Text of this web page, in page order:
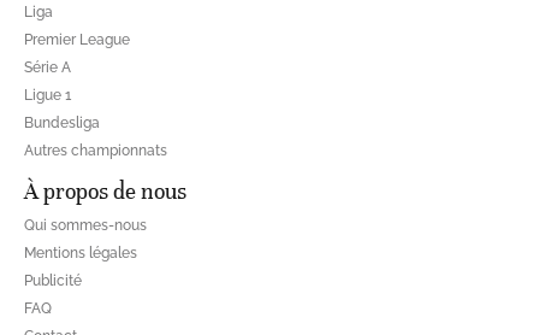
Liga
Premier League
Série A
Ligue 1
Bundesliga
Autres championnats
À propos de nous
Qui sommes-nous
Mentions légales
Publicité
FAQ